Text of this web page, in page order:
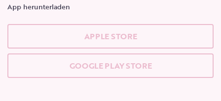
App herunterladen
APPLE STORE
GOOGLE PLAY STORE